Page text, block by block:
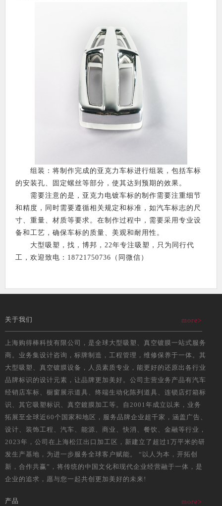
组装：将制作完成的亚克力车标进行组装，包括车标
的安装孔、固定螺丝等部分，使其达到预期的效果。
需要注意的是，亚克力电镀车标的制作需要注重细节
和精度，同时需要遵循相关规定和标准，如汽车标志的尺
寸、重量、材质等要求。在制作过程中，需要采用专业设
备和工艺，确保车标的质量、美观和耐用性。
大型吸塑，找，博邦，22年专注吸塑，只为同行代
工，欢迎致电：18721750736（同微信）
关于我们 more>
上海购得棒科技有限公司，是全球大型吸塑、真空镀膜一站式服务
商。业务集设计咨询，标牌制造，工程管理，维修保养于一体。其
大型吸塑、真空镀膜设备，人员素质专业，能更好的还原出各行业
品牌标识的设计元素，让品牌更加美好。公司主营业务产品有汽车
经销店车标、橱窗展示道具、终端生动化陈列道具、连锁店灯箱标
识、其它吸塑标识、真空鍍膜加工等。自2001年成立以来，业务
拓展至全球近60个国家和地区，服务品牌企业超千家，涵盖广告、
设计、装饰工程、汽车、能源、商业、快消、餐饮、金融等行业，
2023年，公司在上海松江出口加工区，新建立了超过1万平米的研
发生产基地，为进一步服务全球客户赋能。 “以人为本，开拓创
新，合作共赢”，将传统的中国文化和现代企业经营融于一体，是
企业的追求，愿与您一起共创更加美好的未来!
产品 more>